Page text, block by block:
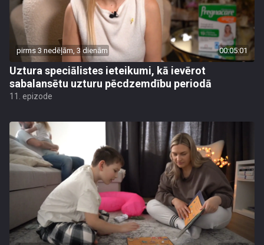
pirms 3 nedēļām, 3 dienām 00:05:01
Uztura speciālistes ieteikumi, kā ievērot
sabalansētu uzturu pēcdzemdību periodā
11. epizode